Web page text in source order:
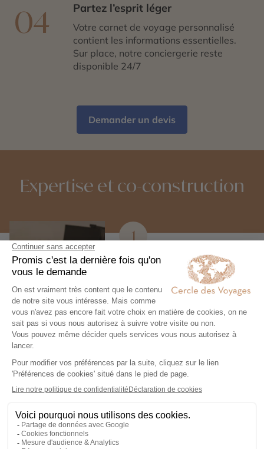
04 Partez l’esprit léger
Votre carnet de voyage personnalisé
contient les informations essentielles.
Sur place, notre conciergerie reste
disponible 24/7
Demander un devis
Expertise et co-construction
1
Expertise et co-
Chez Cercle des Voyages,
nous concevons des voyages
100% personnalisables, en
collaboration étroite avec nos
2
responsabilité sociale